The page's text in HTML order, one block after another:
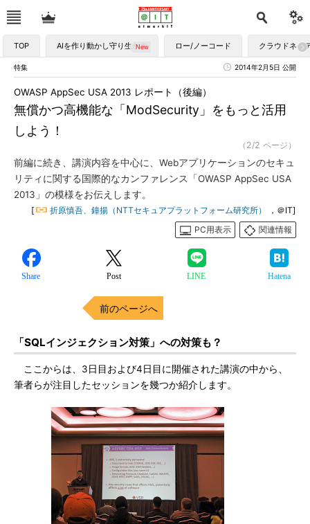
TOP AIを作り動かし守り生かす ロー/ノーコード クラウドネイ
特集 2014年2月5日 公開
無償かつ高機能な「ModSecurity」をもっと活用
しよう！
OWASP AppSec USA 2013 レポート（後編）
（2/2 ページ）
前編に続き、講演内容を中心に、Webアプリケーションのセキュ
リティに関する国際的なカンファレンス「OWASP AppSec USA
2013」の模様をお伝えします。
[ 折原慎吾、鐘揚（NTTセキュアプラットフォーム研究所）
，＠IT]
PC用表示
関連情報
Share Post LINE Hatena
前のページへ
「SQLインジェクション対策」への対策も？
ここからは、3日目および4日目に開催された講演の中から、
筆者らが注目したセッションを幾つか紹介します。